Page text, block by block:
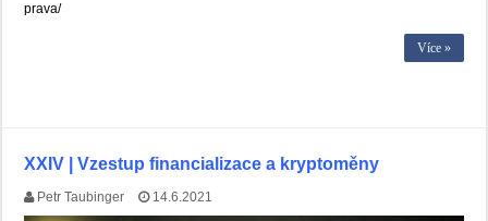
prava/
Více »
XXIV | Vzestup financializace a kryptoměny
Petr Taubinger 14.6.2021